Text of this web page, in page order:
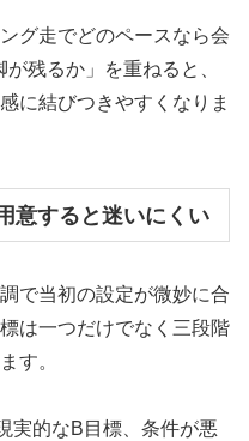
グ走でどのペースなら会
残るか」を重ねると、
に結びつきやすくなりま
意すると迷いにくい
で当初の設定が微妙に合
は一つだけでなく三段階
す。
実的なB目標、条件が悪